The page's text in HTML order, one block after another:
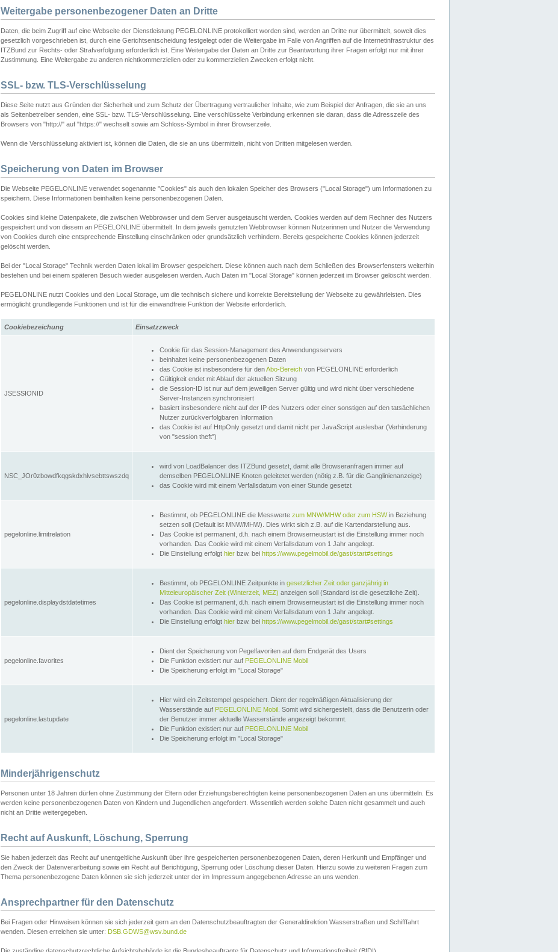
Weitergabe personenbezogener Daten an Dritte
Daten, die beim Zugriff auf eine Webseite der Dienstleistung PEGELONLINE protokolliert worden sind, werden an Dritte nur übermittelt, soweit dies
gesetzlich vorgeschrieben ist, durch eine Gerichtsentscheidung festgelegt oder die Weitergabe im Falle von Angriffen auf die Internetinfrastruktur des
ITZBund zur Rechts- oder Strafverfolgung erforderlich ist. Eine Weitergabe der Daten an Dritte zur Beantwortung ihrer Fragen erfolgt nur mit ihrer
Zustimmung. Eine Weitergabe zu anderen nichtkommerziellen oder zu kommerziellen Zwecken erfolgt nicht.
SSL- bzw. TLS-Verschlüsselung
Diese Seite nutzt aus Gründen der Sicherheit und zum Schutz der Übertragung vertraulicher Inhalte, wie zum Beispiel der Anfragen, die sie an uns
als Seitenbetreiber senden, eine SSL- bzw. TLS-Verschlüsselung. Eine verschlüsselte Verbindung erkennen sie daran, dass die Adresszeile des
Browsers von "http://" auf "https://" wechselt sowie am Schloss-Symbol in ihrer Browserzeile.
Wenn die Verschlüsselung aktiviert ist, können die Daten, die sie an uns übermitteln, nicht von Dritten mitgelesen werden.
Speicherung von Daten im Browser
Die Webseite PEGELONLINE verwendet sogenannte "Cookies" als auch den lokalen Speicher des Browsers ("Local Storage") um Informationen zu
speichern. Diese Informationen beinhalten keine personenbezogenen Daten.
Cookies sind kleine Datenpakete, die zwischen Webbrowser und dem Server ausgetauscht werden. Cookies werden auf dem Rechner des Nutzers
gespeichert und von diesem an PEGELONLINE übermittelt. In dem jeweils genutzten Webbrowser können Nutzerinnen und Nutzer die Verwendung
von Cookies durch eine entsprechende Einstellung einschränken oder grundsätzlich verhindern. Bereits gespeicherte Cookies können jederzeit
gelöscht werden.
Bei der "Local Storage" Technik werden Daten lokal im Browser gespeichert. Diese können auch nach dem Schließen des Browserfensters weiterhin
bestehen und bei einem späteren Besuch wieder ausgelesen werden. Auch Daten im "Local Storage" können jederzeit im Browser gelöscht werden.
PEGELONLINE nutzt Cookies und den Local Storage, um die technisch sichere und korrekte Bereitstellung der Webseite zu gewährleisten. Dies
ermöglicht grundlegende Funktionen und ist für die einwandfreie Funktion der Website erforderlich.
Cookiebezeichung Einsatzzweck
JSESSIONID
Cookie für das Session-Management des Anwendungsservers
beinhaltet keine personenbezogenen Daten
das Cookie ist insbesondere für denAbo-Bereich von PEGELONLINE erforderlich
Gültigkeit endet mit Ablauf der aktuellen Sitzung
die Session-ID ist nur auf dem jeweiligen Server gültig und wird nicht über verschiedene
Server-Instanzen synchronisiert
basiert insbesondere nicht auf der IP des Nutzers oder einer sonstigen auf den tatsächlichen
Nutzer zurückverfolgbaren Information
das Cookie ist auf HttpOnly gesetzt und damit nicht per JavaScript auslesbar (Verhinderung
von "session theft")
NSC_JOr0zbowdfkqgskdxhlvsebttswszdq
wird von LoadBalancer des ITZBund gesetzt, damit alle Browseranfragen immer auf
demselben PEGELONLINE Knoten geleitetet werden (nötig z.B. für die Ganglinienanzeige)
das Cookie wird mit einem Verfallsdatum von einer Stunde gesetzt
pegelonline.limitrelation
Bestimmt, ob PEGELONLINE die Messwerte zum MNW/MHW oder zum HSWin Beziehung
setzen soll (Default ist MNW/MHW). Dies wirkt sich z.B. auf die Kartendarstellung aus.
Das Cookie ist permanent, d.h. nach einem Browserneustart ist die Einstellung immer noch
vorhanden. Das Cookie wird mit einem Verfallsdatum von 1 Jahr angelegt.
Die Einstellung erfolgt hier bzw. bei https://www.pegelmobil.de/gast/start#settings
pegelonline.displaydstdatetimes
Bestimmt, ob PEGELONLINE Zeitpunkte in gesetzlicher Zeit oder ganzjährig in
Mitteleuropäischer Zeit (Winterzeit, MEZ) anzeigen soll (Standard ist die gesetzliche Zeit).
Das Cookie ist permanent, d.h. nach einem Browserneustart ist die Einstellung immer noch
vorhanden. Das Cookie wird mit einem Verfallsdatum von 1 Jahr angelegt.
Die Einstellung erfolgt hier bzw. bei https://www.pegelmobil.de/gast/start#settings
pegelonline.favorites
Dient der Speicherung von Pegelfavoriten auf dem Endgerät des Users
Die Funktion existiert nur auf PEGELONLINE Mobil
Die Speicherung erfolgt im "Local Storage"
pegelonline.lastupdate
Hier wird ein Zeitstempel gespeichert. Dient der regelmäßigen Aktualisierung der
Wasserstände auf PEGELONLINE Mobil . Somit wird sichergestellt, dass die Benutzerin oder
der Benutzer immer aktuelle Wasserstände angezeigt bekommt.
Die Funktion existiert nur auf PEGELONLINE Mobil
Die Speicherung erfolgt im "Local Storage"
Minderjährigenschutz
Personen unter 18 Jahren dürfen ohne Zustimmung der Eltern oder Erziehungsberechtigten keine personenbezogenen Daten an uns übermitteln. Es
werden keine personenbezogenen Daten von Kindern und Jugendlichen angefordert. Wissentlich werden solche Daten nicht gesammelt und auch
nicht an Dritte weitergegeben.
Recht auf Auskunft, Löschung, Sperrung
Sie haben jederzeit das Recht auf unentgeltliche Auskunft über ihre gespeicherten personenbezogenen Daten, deren Herkunft und Empfänger und
den Zweck der Datenverarbeitung sowie ein Recht auf Berichtigung, Sperrung oder Löschung dieser Daten. Hierzu sowie zu weiteren Fragen zum
Thema personenbezogene Daten können sie sich jederzeit unter der im Impressum angegebenen Adresse an uns wenden.
Ansprechpartner für den Datenschutz
Bei Fragen oder Hinweisen können sie sich jederzeit gern an den Datenschutzbeauftragten der Generaldirektion Wasserstraßen und Schifffahrt
wenden. Diesen erreichen sie unter: DSB.GDWS@wsv.bund.de